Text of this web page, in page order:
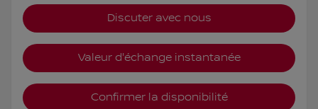
Discuter avec nous
Valeur d'échange instantanée
Confirmer la disponibilité